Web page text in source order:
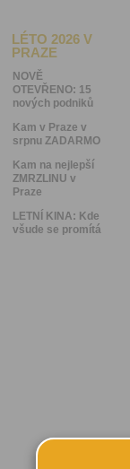
LÉTO 2026 V
PRAZE
NOVĚ
OTEVŘENO: 15
nových podniků
Kam v Praze v
srpnu ZADARMO
Kam na nejlepší
ZMRZLINU v
Praze
LETNÍ KINA: Kde
všude se promítá